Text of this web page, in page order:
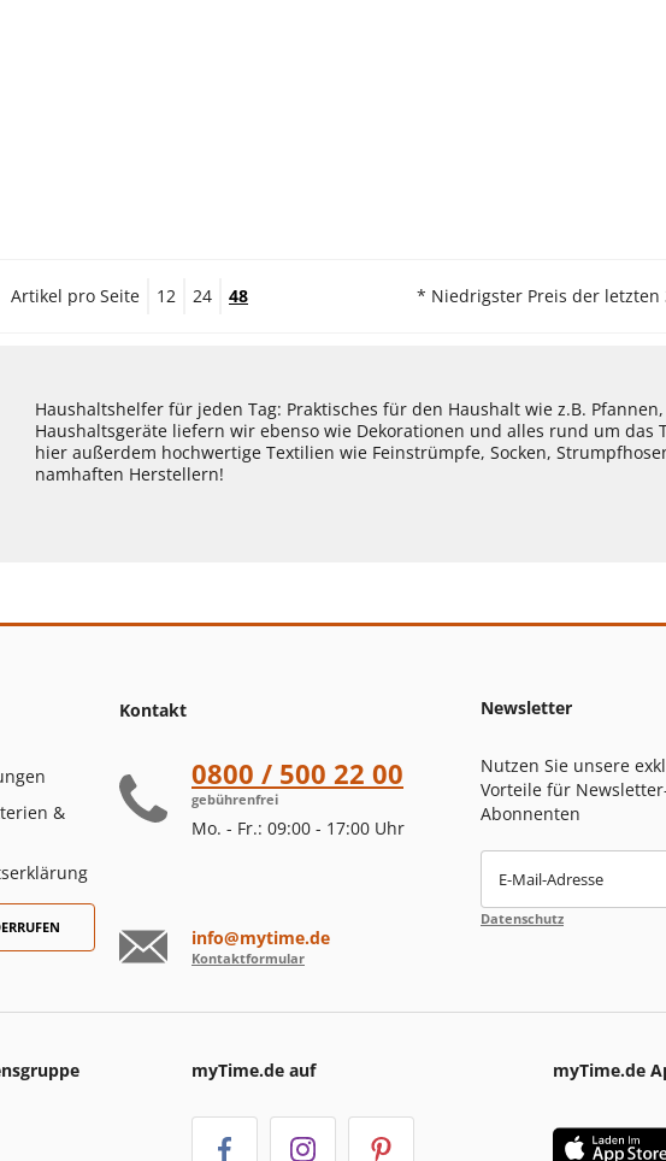
Artikel pro Seite 12 24 48 * Niedrigster Preis der letzten
Haushaltshelfer für jeden Tag: Praktisches für den Haushalt wie z.B.
Haushaltsgeräte liefern wir ebenso wie Dekorationen und alles rund um das
hier außerdem hochwertige Textilien wie Feinstrümpfe, Socken,
namhaften Herstellern!
&
Kontakt
0800 / 500 22 00
gebührenfrei
Mo. - Fr.: 09:00 - 17:00 Uhr
info@mytime.de
Kontaktformular
Newsletter
Nutzen Sie unsere
Vorteile für
Abonnenten
E-Mail-Adresse
Datenschutz
myTime.de auf myTime.de